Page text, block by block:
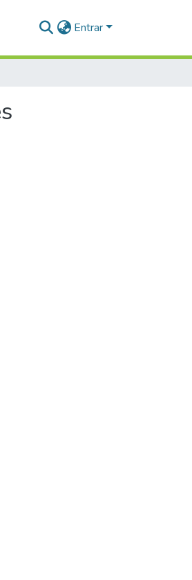
Entrar